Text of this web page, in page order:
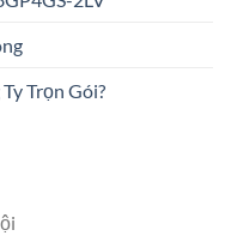
Trọn Gói?